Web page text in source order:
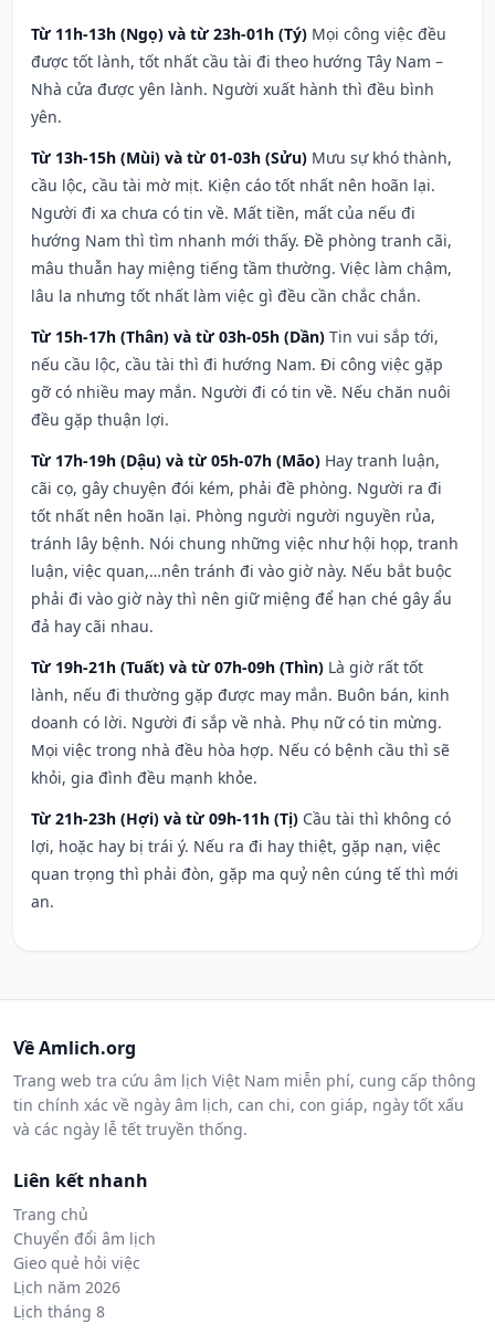
Từ 11h-13h (Ngọ) và từ 23h-01h (Tý) Mọi công việc đều
được tốt lành, tốt nhất cầu tài đi theo hướng Tây Nam –
Nhà cửa được yên lành. Người xuất hành thì đều bình
yên.
Từ 13h-15h (Mùi) và từ 01-03h (Sửu) Mưu sự khó thành,
cầu lộc, cầu tài mờ mịt. Kiện cáo tốt nhất nên hoãn lại.
Người đi xa chưa có tin về. Mất tiền, mất của nếu đi
hướng Nam thì tìm nhanh mới thấy. Đề phòng tranh cãi,
mâu thuẫn hay miệng tiếng tầm thường. Việc làm chậm,
lâu la nhưng tốt nhất làm việc gì đều cần chắc chắn.
Từ 15h-17h (Thân) và từ 03h-05h (Dần) Tin vui sắp tới,
nếu cầu lộc, cầu tài thì đi hướng Nam. Đi công việc gặp
gỡ có nhiều may mắn. Người đi có tin về. Nếu chăn nuôi
đều gặp thuận lợi.
Từ 17h-19h (Dậu) và từ 05h-07h (Mão) Hay tranh luận,
cãi cọ, gây chuyện đói kém, phải đề phòng. Người ra đi
tốt nhất nên hoãn lại. Phòng người người nguyền rủa,
tránh lây bệnh. Nói chung những việc như hội họp, tranh
luận, việc quan,…nên tránh đi vào giờ này. Nếu bắt buộc
phải đi vào giờ này thì nên giữ miệng để hạn ché gây ẩu
đả hay cãi nhau.
Từ 19h-21h (Tuất) và từ 07h-09h (Thìn) Là giờ rất tốt
lành, nếu đi thường gặp được may mắn. Buôn bán, kinh
doanh có lời. Người đi sắp về nhà. Phụ nữ có tin mừng.
Mọi việc trong nhà đều hòa hợp. Nếu có bệnh cầu thì sẽ
khỏi, gia đình đều mạnh khỏe.
Từ 21h-23h (Hợi) và từ 09h-11h (Tị) Cầu tài thì không có
lợi, hoặc hay bị trái ý. Nếu ra đi hay thiệt, gặp nạn, việc
quan trọng thì phải đòn, gặp ma quỷ nên cúng tế thì mới
an.
Về Amlich.org
Trang web tra cứu âm lịch Việt Nam miễn phí, cung cấp thông
tin chính xác về ngày âm lịch, can chi, con giáp, ngày tốt xấu
và các ngày lễ tết truyền thống.
Liên kết nhanh
Trang chủ
Chuyển đổi âm lịch
Gieo quẻ hỏi việc
Lịch năm 2026
Lịch tháng 8